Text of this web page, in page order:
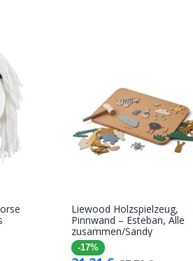
In den
Warenkorb
Liewood Holzspielzeug,
Pinnwand – Esteban, Alle
zusammen/Sandy
-17%